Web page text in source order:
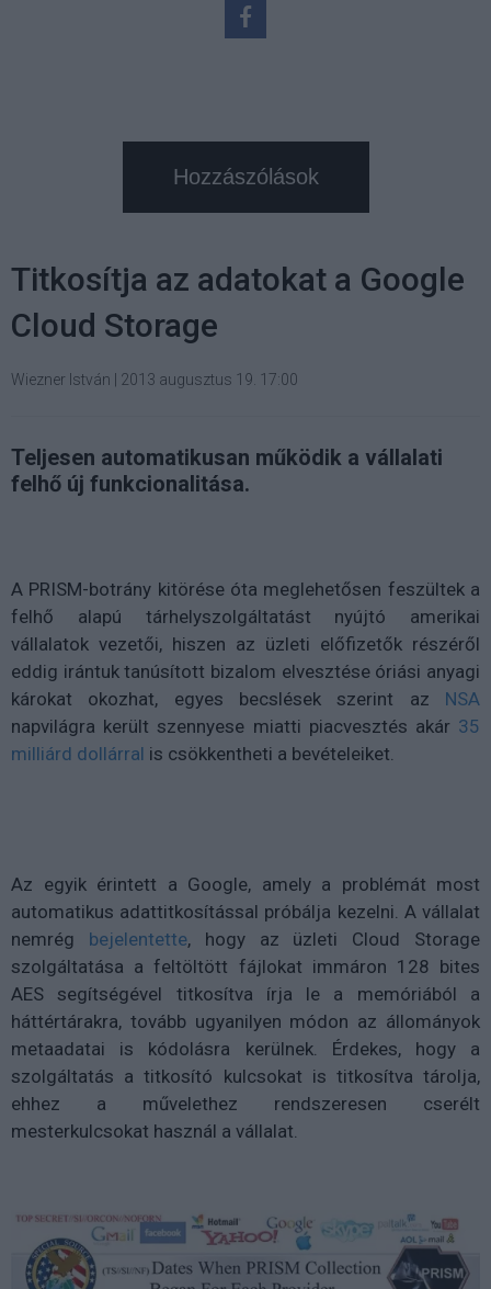
Hozzászólások
Titkosítja az adatokat a Google
Cloud Storage
Wiezner István 2013 augusztus 19. 17:00
Teljesen automatikusan működik a vállalati
felhő új funkcionalitása.
A PRISM-botrány kitörése óta meglehetősen feszültek a
felhő alapú tárhelyszolgáltatást nyújtó amerikai
vállalatok vezetői, hiszen az üzleti előfizetők részéről
eddig irántuk tanúsított bizalom elvesztése óriási anyagi
károkat okozhat, egyes becslések szerint az NSA
napvilágra került szennyese miatti piacvesztés akár 35
milliárd dollárral is csökkentheti a bevételeiket.
Az egyik érintett a Google, amely a problémát most
automatikus adattitkosítással próbálja kezelni. A vállalat
nemrég bejelentette, hogy az üzleti Cloud Storage
szolgáltatása a feltöltött fájlokat immáron 128 bites
AES segítségével titkosítva írja le a memóriából a
háttértárakra, tovább ugyanilyen módon az állományok
metaadatai is kódolásra kerülnek. Érdekes, hogy a
szolgáltatás a titkosító kulcsokat is titkosítva tárolja,
ehhez a művelethez rendszeresen cserélt
mesterkulcsokat használ a vállalat.